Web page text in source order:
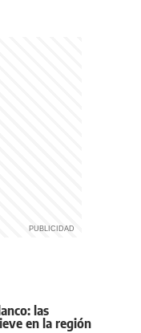
las
en la región